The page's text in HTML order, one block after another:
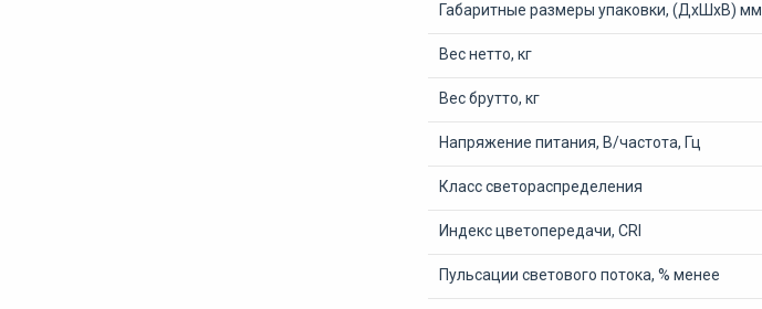
Габаритные размеры упаковки, (ДхШхВ) мм
Вес нетто, кг
Вес брутто, кг
Напряжение питания, В/частота, Гц
Класс светораспределения
Индекс цветопередачи, CRI
Пульсации светового потока, % менее